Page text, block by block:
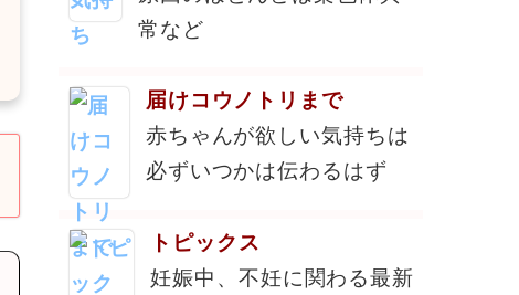
常など
届けコウノトリまで
赤ちゃんが欲しい気持ちは
必ずいつかは伝わるはず
トピックス
妊娠中、不妊に関わる最新